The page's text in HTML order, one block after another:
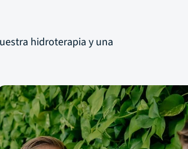
hidroterapia y una